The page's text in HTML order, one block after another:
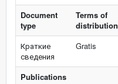
Document
type
Terms of
distribution
Краткие
сведения
Gratis
Publications